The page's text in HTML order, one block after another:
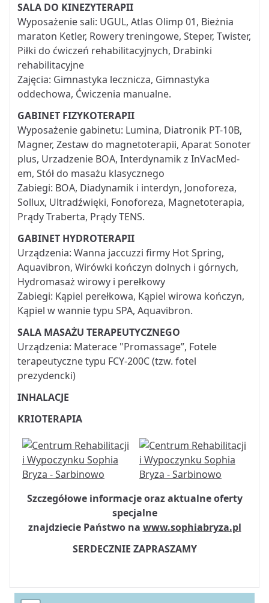
SALA DO KINEZYTERAPII
Wyposażenie sali: UGUL, Atlas Olimp 01, Bieżnia
maraton Ketler, Rowery treningowe, Steper, Twister,
Piłki do ćwiczeń rehabilitacyjnych, Drabinki
rehabilitacyjne
Zajęcia: Gimnastyka lecznicza, Gimnastyka
oddechowa, Ćwiczenia manualne.
GABINET FIZYKOTERAPII
Wyposażenie gabinetu: Lumina, Diatronik PT-10B,
Magner, Zestaw do magnetoterapii, Aparat Sonoter
plus, Urzadzenie BOA, Interdynamik z InVacMed-
em, Stół do masażu klasycznego
Zabiegi: BOA, Diadynamik i interdyn, Jonoforeza,
Sollux, Ultradźwięki, Fonoforeza, Magnetoterapia,
Prądy Traberta, Prądy TENS.
GABINET HYDROTERAPII
Urządzenia: Wanna jaccuzzi firmy Hot Spring,
Aquavibron, Wirówki kończyn dolnych i górnych,
Hydromasaż wirowy i perełkowy
Zabiegi: Kąpiel perełkowa, Kąpiel wirowa kończyn,
Kąpiel w wannie typu SPA, Aquavibron.
SALA MASAŻU TERAPEUTYCZNEGO
Urządzenia: Materace "Promassage”, Fotele
terapeutyczne typu FCY-200C (tzw. fotel
prezydencki)
INHALACJE
KRIOTERAPIA
Szczegółowe informacje oraz aktualne oferty
specjalne
znajdziecie Państwo na www.sophiabryza.pl
SERDECZNIE ZAPRASZAMY